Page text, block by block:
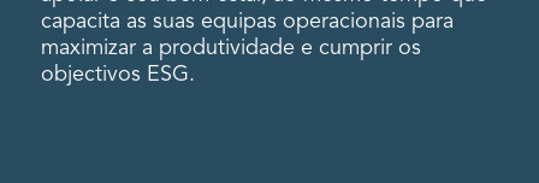
capacita as suas equipas operacionais para
maximizar a produtividade e cumprir os
objectivos ESG.